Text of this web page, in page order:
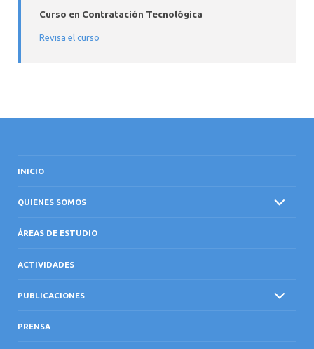
Curso en Contratación Tecnológica
Revisa elcurso
INICIO
QUIENES SOMOS
ÁREAS DE ESTUDIO
ACTIVIDADES
PUBLICACIONES
PRENSA